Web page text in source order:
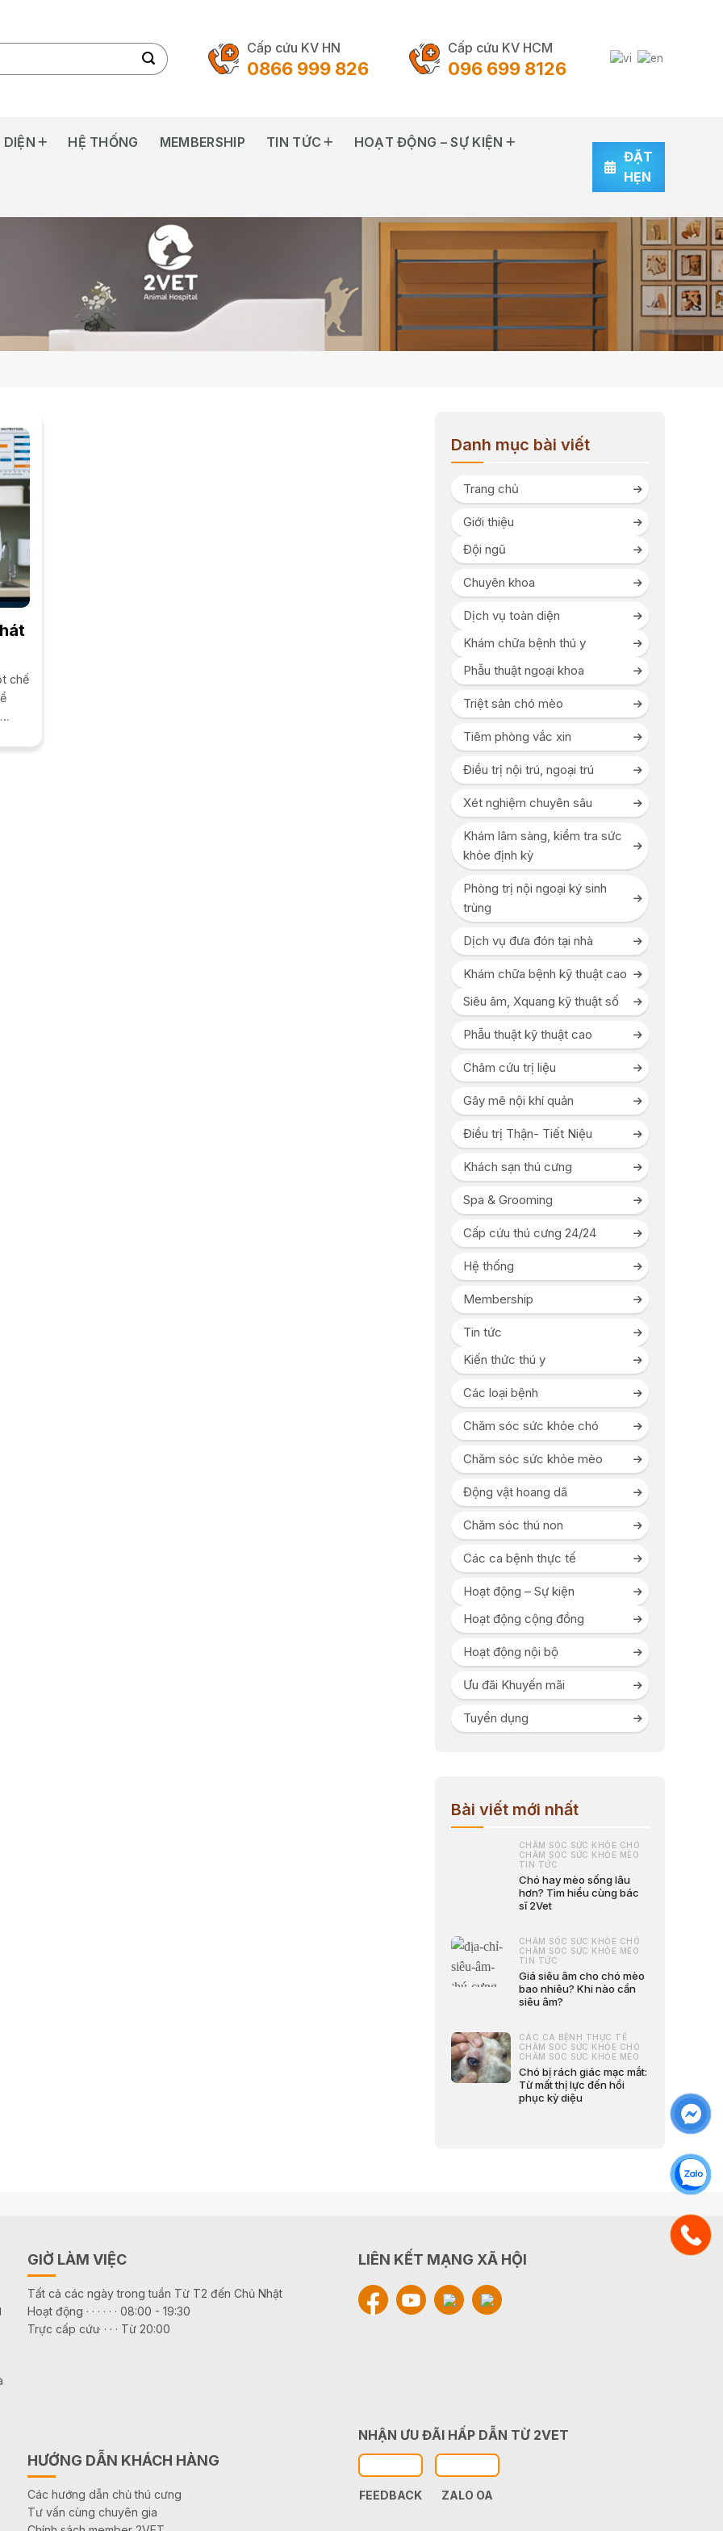
Cấp cứu KV HN
0866 999 826
Cấp cứu KV HCM
096 699 8126
HỆ THỐNG MEMBERSHIP TIN TỨC HOẠT ĐỘNG – SỰ KIỆN
ĐẶT
HẸN
chế
Danh mục bài viết
Trang chủ
Giới thiệu
Đội ngũ
Chuyên khoa
Dịch vụ toàn diện
Khám chữa bệnh thú y
Phẫu thuật ngoại khoa
Triệt sản chó mèo
Tiêm phòng vắc xin
Điều trị nội trú, ngoại trú
Xét nghiệm chuyên sâu
Khám lâm sàng, kiểm tra sức
khỏe định kỳ
Phòng trị nội ngoại ký sinh
trùng
Dịch vụ đưa đón tại nhà
Khám chữa bệnh kỹ thuật cao
Siêu âm, Xquang kỹ thuật số
Phẫu thuật kỹ thuật cao
Châm cứu trị liệu
Gây mê nội khí quản
Điều trị Thận- Tiết Niệu
Khách sạn thú cưng
Spa & Grooming
Cấp cứu thú cưng 24/24
Hệ thống
Membership
Tin tức
Kiến thức thú y
Các loại bệnh
Chăm sóc sức khỏe chó
Chăm sóc sức khỏe mèo
Động vật hoang dã
Chăm sóc thú non
Các ca bệnh thực tế
Hoạt động – Sự kiện
Hoạt động cộng đồng
Hoạt động nội bộ
Ưu đãi Khuyến mãi
Tuyển dụng
Bài viết mới nhất
CHĂM SÓC SỨC KHỎE CHÓ
CHĂM SÓC SỨC KHỎE MÈO
TIN TỨC
Chó hay mèo sống lâu
hơn? Tìm hiểu cùng bác
sĩ 2Vet
CHĂM SÓC SỨC KHỎE CHÓ
CHĂM SÓC SỨC KHỎE MÈO
TIN TỨC
Giá siêu âm cho chó mèo
bao nhiêu? Khi nào cần
siêu âm?
CÁC CA BỆNH THỰC TẾ
CHĂM SÓC SỨC KHỎE CHÓ
CHĂM SÓC SỨC KHỎE MÈO
Chó bị rách giác mạc mắt:
Từ mất thị lực đến hồi
phục kỳ diệu
GIỜ LÀM VIỆC
Tất cả các ngày trong tuần Từ T2 đến Chủ Nhật
Hoạt động · · · · · · 08:00 - 19:30
Trực cấp cứu· · · · Từ 20:00
LIÊN KẾT MẠNG XÃ HỘI
HƯỚNG DẪN KHÁCH HÀNG
Các hướng dẫn chủ thú cưng
Tư vấn cùng chuyên gia
NHẬN ƯU ĐÃI HẤP DẪN TỪ 2VET
FEEDBACK ZALO OA